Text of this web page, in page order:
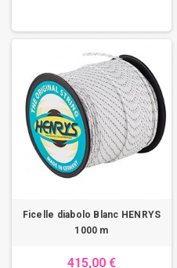
Ficelle diabolo Blanc HENRYS
1000 m
415,00 €